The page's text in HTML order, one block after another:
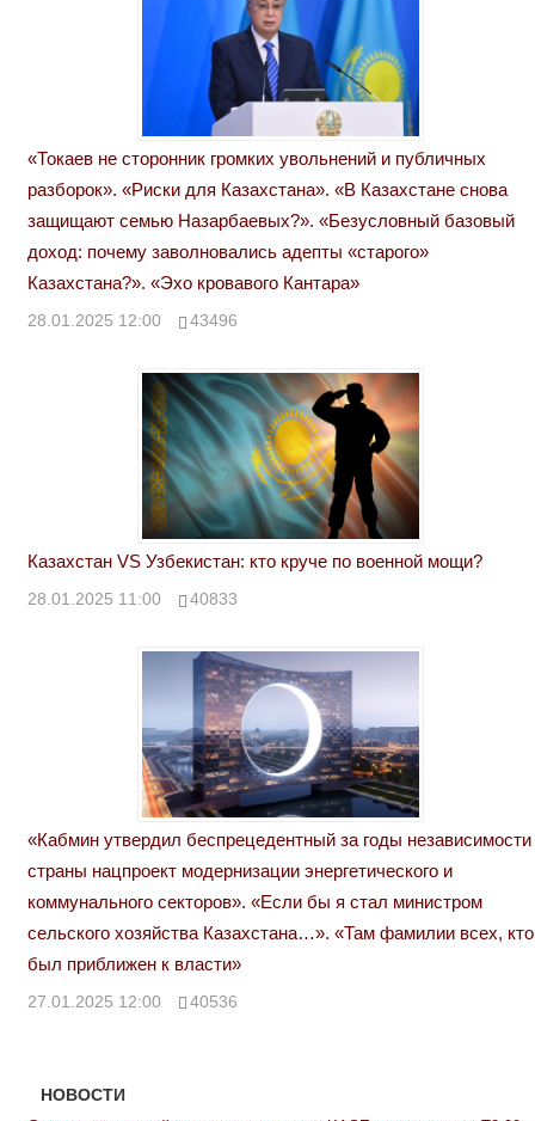
«Токаев не сторонник громких увольнений и публичных
разборок». «Риски для Казахстана». «В Казахстане снова
защищают семью Назарбаевых?». «Безусловный базовый
доход: почему заволновались адепты «старого»
Казахстана?». «Эхо кровавого Кантара»
28.01.2025 12:00 43496
Казахстан VS Узбекистан: кто круче по военной мощи?
28.01.2025 11:00 40833
«Кабмин утвердил беспрецедентный за годы независимости
страны нацпроект модернизации энергетического и
коммунального секторов». «Если бы я стал министром
сельского хозяйства Казахстана…». «Там фамилии всех, кто
был приближен к власти»
27.01.2025 12:00 40536
НОВОСТИ